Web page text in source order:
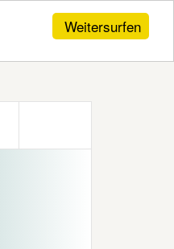
Weitersurfen